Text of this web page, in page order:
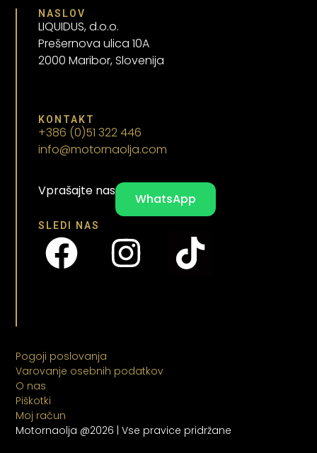
NASLOV
LIQUIDUS, d.o.o.
Prešernova ulica 10A
2000 Maribor, Slovenija
KONTAKT
+386 (0)51 322 446
info@motornaolja.com
Vprašajte nas
WhatsApp
SLEDI NAS
Pogoji poslovanja
Varovanje osebnih podatkov
O nas
Piškotki
Moj račun
Motornaolja @2026 | Vse pravice pridržane